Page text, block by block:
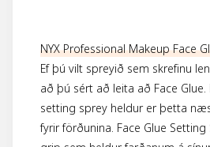
NYX Professional Makeup Face
Ef þú vilt spreyið sem skrefinu
að þú sért að leita að Face
setting sprey heldur er þetta
fyrir förðunina. Face Glue